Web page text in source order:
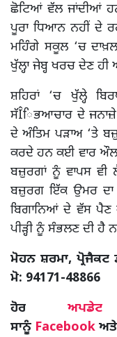
ਛੋਟਿਆਂ ਵੱਲ ਜਾਂਦੀਆਂ
ਪੂਰਾ ਧਿਆਨ ਨਹੀਂ ਦੇ
ਮਹਿੰਗੇ ਸਕੂਲ ‘ਚ
ਖੁੱਲ੍ਹਾ ਜੇਬ੍ਹ ਖਰਚ ਦੇਣ
ਸ਼ਹਿਰਾਂ ‘ਚ ਖੁੱਲ੍ਹੇ
ਸੱÎਿਭਆਚਾਰ ਦੇ ਜਨਾਜ਼ੇ
ਦੇ ਅੰਤਿਮ ਪੜਾਅ ‘ਤੇ
ਕਰਦੇ ਹਨ ਕਈ ਵਾਰ
ਬਜ਼ੁਰਗਾਂ ਨੂੰ ਵਾਪਸ ਵੀ
ਬਜ਼ੁਰਗ ਇੱਕ ਉਮਰ ਦਾ
ਬਿਗਾਨਿਆਂ ਦੇ ਵੱਸ
ਪੀੜ੍ਹੀ ਨੂੰ ਸੰਭਲਣ ਦੀ ਹੈ
ਮੋਹਨ ਸ਼ਰਮਾ,
ਮੋ: 94171-48866
ਹੋਰ ਅਪਡੇਟ
ਸਾਨੂੰ Facebook ਅਤੇ